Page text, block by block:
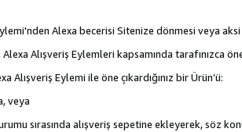
Alexa becerisi Sitenize dönmesi veya
Alışveriş Eylemleri kapsamında tarafınızca
Alışveriş Eylemi ile öne çıkardığınız bir Ürün’ü:
veya
sırasında alışveriş sepetine ekleyerek, söz